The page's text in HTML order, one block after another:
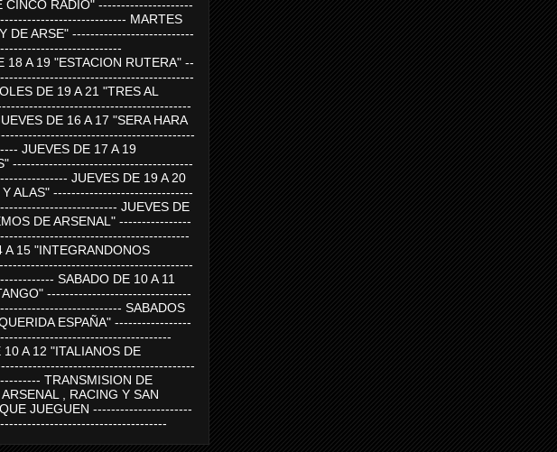
CINCO RADIO" ---------------------
MARTES
DE ARSE" ---------------------------
18 A 19 "ESTACION RUTERA" --
DE 19 A 21 "TRES AL
DE 16 A 17 "SERA HARA
JUEVES DE 17 A 19
----------------------------------------
JUEVES DE 19 A 20
Y ALAS" -------------------------------
JUEVES DE
DE ARSENAL" ----------------
A 15 "INTEGRANDONOS
SABADO DE 10 A 11
--------------------------------
SABADOS
ESPAÑA" -----------------
A 12 "ITALIANOS DE
TRANSMISION DE
, RACING Y SAN
JUEGUEN ----------------------